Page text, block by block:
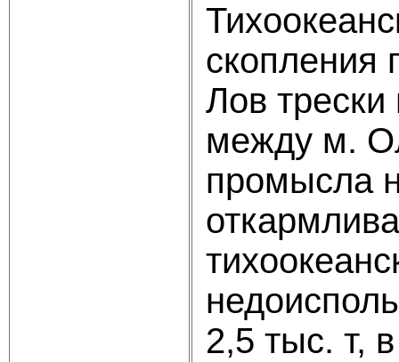
Лов
между м.
промысла
2,5 тыс. т,